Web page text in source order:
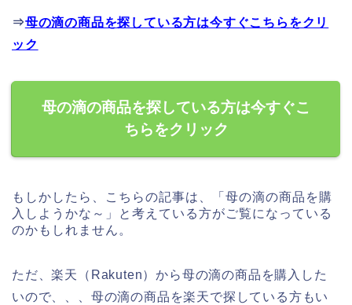
⇒母の滴の商品を探している方は今すぐこちらをクリ
ック
母の滴の商品を探している方は今すぐこ
ちらをクリック
もしかしたら、こちらの記事は、「母の滴の商品を購
入しようかな～」と考えている方がご覧になっている
のかもしれません。
ただ、楽天（Rakuten）から母の滴の商品を購入した
いので、、、母の滴の商品を楽天で探している方もい